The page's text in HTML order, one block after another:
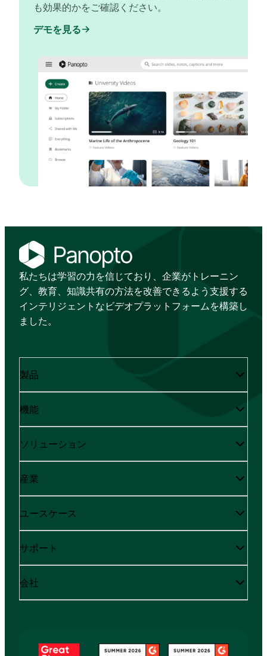
も効果的かをご確認ください。
デモを見る
私たちは学習の力を信じており、企業がトレーニン
グ、教育、知識共有の方法を改善できるよう支援する
インテリジェントなビデオプラットフォームを構築し
ました。
製品
機能
ソリューション
産業
ユースケース
サポート
会社